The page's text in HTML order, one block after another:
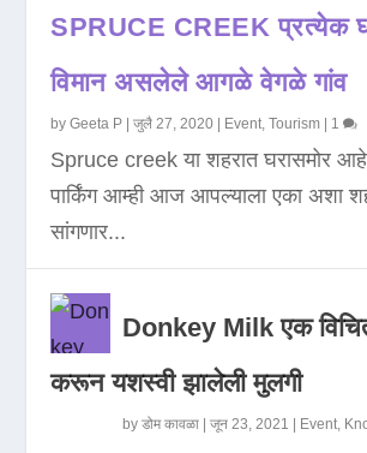
SPRUCE CREEK प्रत्येक
विमान असलेले आगळे वेगळे गांव
byGeeta P |जुलै 27, 2020 Event,Tourism 1
Spruce creek या शहरात घरासमोर आहे
पार्किंग आम्ही आज आपल्याला एका अशा
सांगणार...
Donkey Milk एक
करून यशस्वी झालेली मुलगी
byडोम कावळा |जून 23, 2021 Event,